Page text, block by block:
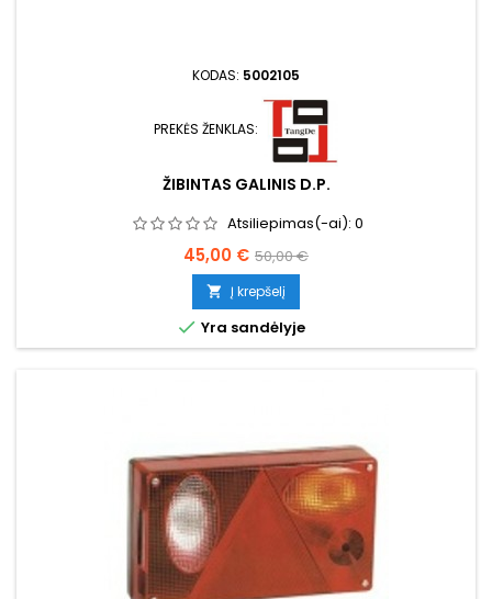
KODAS: 5002105
PREKĖS ŽENKLAS:
ŽIBINTAS GALINIS D.P.
Atsiliepimas(-ai): 0
Kaina
45,00 € Bazinė
kaina
50,00 €
 Į krepšelį
 Yra sandėlyje